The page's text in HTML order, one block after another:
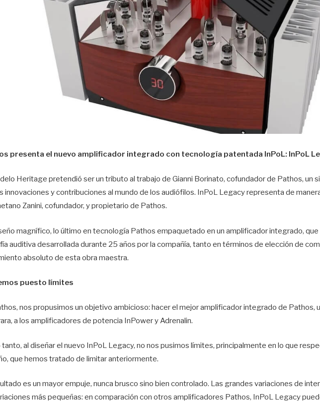
presenta el nuevo amplificador integrado con tecnología patentada InPoL: InPoL
Heritage pretendió ser un tributo al trabajo de Gianni Borinato, cofundador de Pathos, un
innovaciones y contribuciones al mundo de los audiófilos. InPoL Legacy representa de
Zanini, cofundador, y propietario de Pathos.
magnífico, lo último en tecnología Pathos empaquetado en un amplificador integrado, que
auditiva desarrollada durante 25 años por la compañía, tanto en términos de elección de
absoluto de esta obra maestra.
puesto límites
nos propusimos un objetivo ambicioso: hacer el mejor amplificador integrado de Pathos,
a los amplificadores de potencia InPower y Adrenalin.
tanto, al diseñar el nuevo InPoL Legacy, no nos pusimos límites, principalmente en lo que
que hemos tratado de limitar anteriormente.
es un mayor empuje, nunca brusco sino bien controlado. Las grandes variaciones de
más pequeñas: en comparación con otros amplificadores Pathos, InPoL Legacy